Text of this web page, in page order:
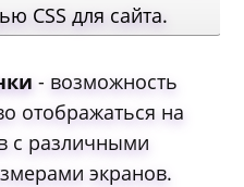
CSS для сайта.
- возможность
отображаться на
с различными
экранов.